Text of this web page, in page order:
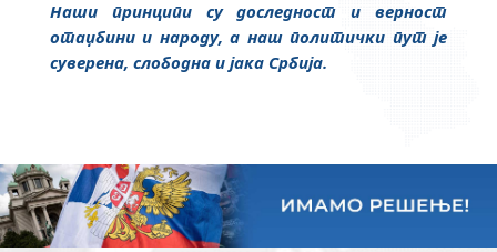
Наши принципи су доследност и верност
отаџбини и народу, а наш политички пут је
суверена, слободна и јака Србија.